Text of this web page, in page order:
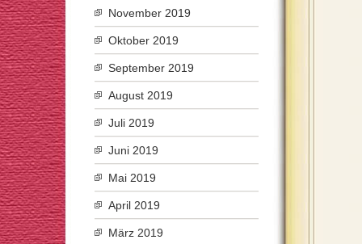
November 2019
Oktober 2019
September 2019
August 2019
Juli 2019
Juni 2019
Mai 2019
April 2019
März 2019